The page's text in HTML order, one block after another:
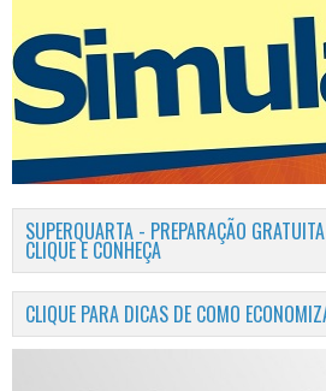
SUPERQUARTA - PREPARAÇÃO
CLIQUE E CONHEÇA
CLIQUE PARA DICAS DE COMO